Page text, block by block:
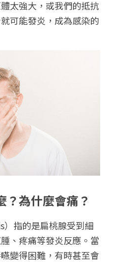
太強大，或我們的抵抗
可能發炎，成為感染的
？為什麼會痛？
指的是扁桃腺受到細
、疼痛等發炎反應。當
變得困難，有時甚至會